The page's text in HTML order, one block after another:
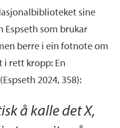
sine
Espseth som brukar
berre i ein fotnote om
i rett kropp: En
2024, 358):
å kalle det X,